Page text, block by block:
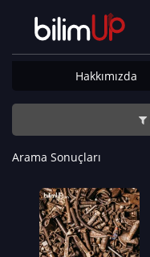
Hakkımızda
Arama Sonuçları